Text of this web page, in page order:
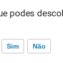
podes
Sim Não